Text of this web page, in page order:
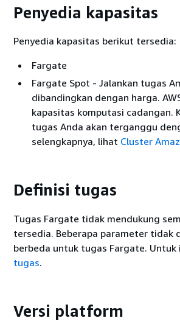
Penyedia kapasitas
Penyedia kapasitas berikut tersedia:
Fargate
Fargate Spot - Jalankan tugas
dibandingkan dengan harga.
kapasitas komputasi cadangan.
tugas Anda akan terganggu
selengkapnya, lihat Cluster
Definisi tugas
Tugas Fargate tidak mendukung
tersedia. Beberapa parameter tidak
berbeda untuk tugas Fargate.
tugas.
Versi platform